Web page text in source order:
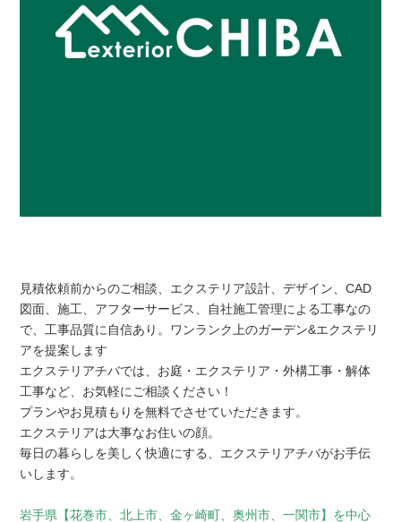
見積依頼前からのご相談、エクステリア設計、デザイン、CAD
図面、施工、アフターサービス、自社施工管理による工事なの
で、工事品質に自信あり。ワンランク上のガーデン&エクステリ
アを提案します
エクステリアチバでは、お庭・エクステリア・外構工事・解体
工事など、お気軽にご相談ください！
プランやお見積もりを無料でさせていただきます。
エクステリアは大事なお住いの顔。
毎日の暮らしを美しく快適にする、エクステリアチバがお手伝
いします。
岩手県【花巻市、北上市、金ヶ崎町、奥州市、一関市】を中心